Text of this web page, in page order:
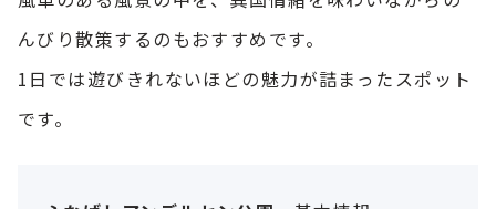
んびり散策するのもおすすめです。
1日では遊びきれないほどの魅力が詰まったスポット
です。